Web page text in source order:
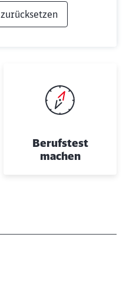
Berufstest
machen